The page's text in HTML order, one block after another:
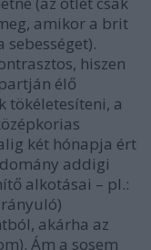
amikor a brit
sebességet).
hiszen
élő
tökéletesíteni, a
két hónapja ért
addigi
alkotásai – pl.:
akárha az
Ám a sosem